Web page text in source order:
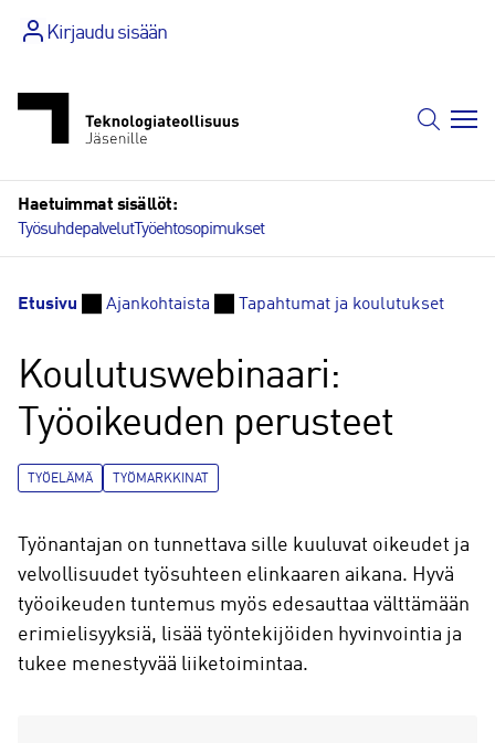
sisältöönKirjaudu sisään
Haetuimmat sisällöt:
TyösuhdepalvelutTyöehtosopimukset
Etusivu Ajankohtaista Tapahtumat ja koulutukset
Koulutuswebinaari:
Työoikeuden perusteet
TYÖELÄMÄ TYÖMARKKINAT
Työnantajan on tunnettava sille kuuluvat oikeudet ja
velvollisuudet työsuhteen elinkaaren aikana. Hyvä
työoikeuden tuntemus myös edesauttaa välttämään
erimielisyyksiä, lisää työntekijöiden hyvinvointia ja
tukee menestyvää liiketoimintaa.